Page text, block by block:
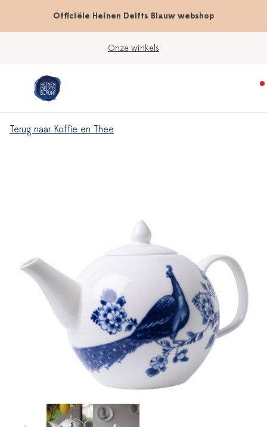
Officiële Heinen Delfts Blauw webshop
Onze winkels
Terug naar Koffie en Thee